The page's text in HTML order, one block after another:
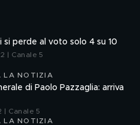
si perde al voto solo 4 su 10
| Canale 5
LA NOTIZIA
di Paolo Pazzaglia: arriva
| Canale 5
LA NOTIZIA